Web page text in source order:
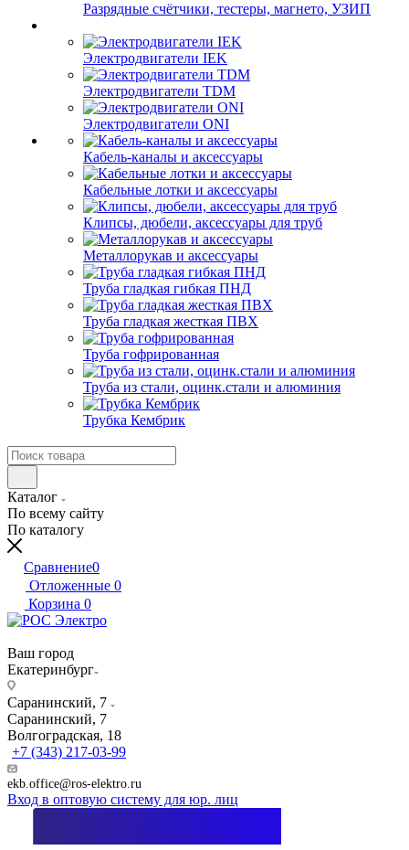
Разрядные счётчики, тестеры, магнето, УЗИП
Электродвигатели IEK
Электродвигатели TDM
Электродвигатели ONI
Кабель-каналы и аксессуары
Кабельные лотки и аксессуары
Клипсы, дюбели, аксессуары для труб
Металлорукав и аксессуары
Труба гладкая гибкая ПНД
Труба гладкая жесткая ПВХ
Труба гофрированная
Труба из стали, оцинк.стали и алюминия
Трубка Кембрик
Каталог
По всему сайту
По каталогу
Сравнение0
Отложенные 0
Корзина 0
Ваш город
Екатеринбург
Саранинский, 7
Саранинский, 7
Волгоградская, 18
+7 (343) 217-03-99
ekb.office@ros-elektro.ru
Вход в оптовую систему для юр. лиц